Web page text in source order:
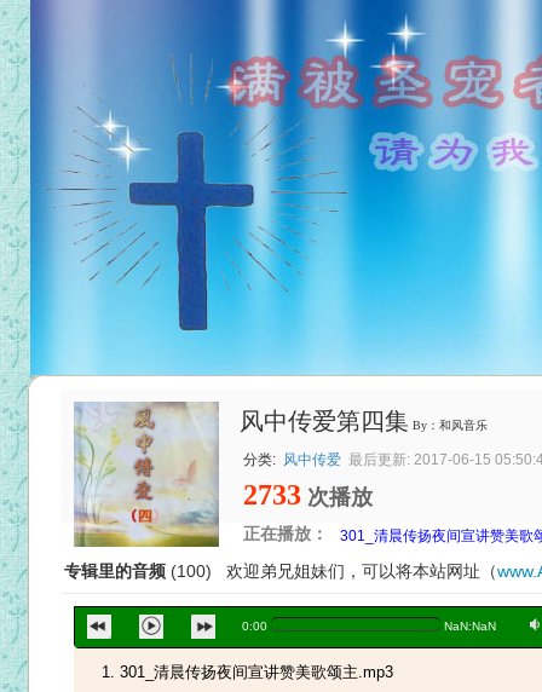
风中传爱第四集 By：和风音乐
分类: 风中传爱 最后更新: 2017-06-15
2733 次播放
正在播放：
专辑里的音频 (100) 欢迎弟兄姐妹们，可以将本站网址（
0:00 NaN:NaN a
301_清晨传扬夜间宣讲赞美歌
301_清晨传扬夜间宣讲赞美歌颂主.mp3